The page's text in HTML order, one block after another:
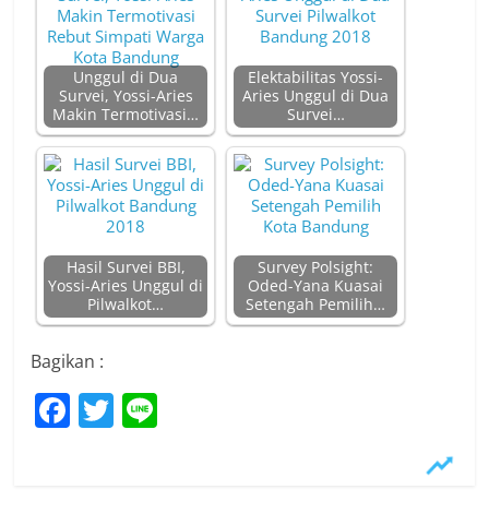
Unggul di Dua
Survei, Yossi-Aries
Makin Termotivasi…
Elektabilitas Yossi-
Aries Unggul di Dua
Survei…
Hasil Survei BBI,
Yossi-Aries Unggul di
Pilwalkot…
Survey Polsight:
Oded-Yana Kuasai
Setengah Pemilih…
Bagikan :
F T